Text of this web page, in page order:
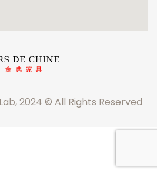
2024 © All Rights Reserved